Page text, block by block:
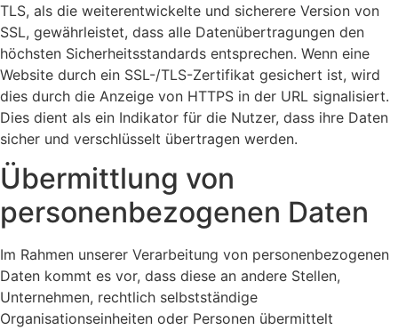
TLS, als die weiterentwickelte und sicherere Version von
SSL, gewährleistet, dass alle Datenübertragungen den
höchsten Sicherheitsstandards entsprechen. Wenn eine
Website durch ein SSL-/TLS-Zertifikat gesichert ist, wird
dies durch die Anzeige von HTTPS in der URL signalisiert.
Dies dient als ein Indikator für die Nutzer, dass ihre Daten
sicher und verschlüsselt übertragen werden.
Übermittlung von
personenbezogenen Daten
Im Rahmen unserer Verarbeitung von personenbezogenen
Daten kommt es vor, dass diese an andere Stellen,
Unternehmen, rechtlich selbstständige
Organisationseinheiten oder Personen übermittelt